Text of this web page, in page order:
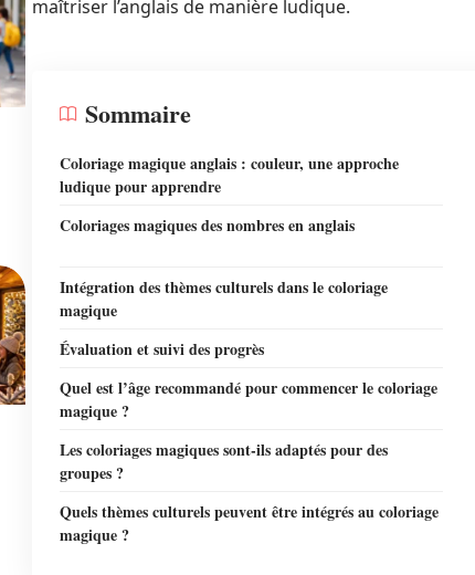
maîtriser l’anglais de manière ludique.
Sommaire
Coloriage magique anglais : couleur, une approche
ludique pour apprendre
Coloriages magiques des nombres en anglais
Intégration des thèmes culturels dans le coloriage
magique
Évaluation et suivi des progrès
Quel est l’âge recommandé pour commencer le coloriage
magique ?
Les coloriages magiques sont-ils adaptés pour des
groupes ?
Quels thèmes culturels peuvent être intégrés au coloriage
magique ?